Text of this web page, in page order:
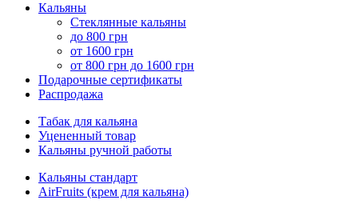
Кальяны
Стеклянные кальяны
до 800 грн
от 1600 грн
от 800 грн до 1600 грн
Подарочные сертификаты
Распродажа
Табак для кальяна
Уцененный товар
Кальяны ручной работы
Кальяны стандарт
AirFruits (крем для кальяна)